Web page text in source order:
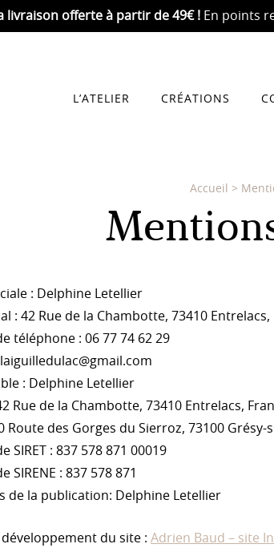
livraison offerte à partir de 49€ ! En points
L’ATELIER CRÉATIONS
Accueil >
: Delphine Letellier
: 42 Rue de la Chambotte, 73410 Entrelacs,
téléphone : 06 77 74 62 29
: Delphine Letellier
Rue de la Chambotte, 73410 Entrelacs,
Route des Gorges du Sierroz, 73100 Grésy-
SIRET : 837 578 871 00019
SIRENE : 837 578 871
de la publication: Delphine Letellier
développement du site : Adrien Baud – site